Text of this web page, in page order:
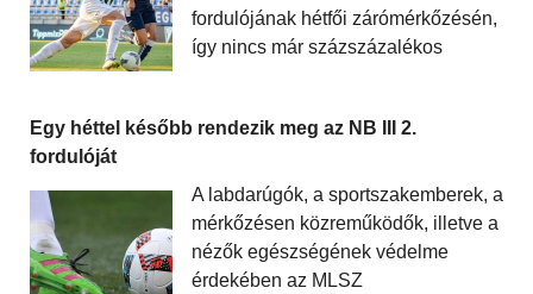
fordulójának hétfői zárómérkőzésén,
így nincs már százszázalékos
Egy héttel később rendezik meg az NB III 2.
fordulóját
A labdarúgók, a sportszakemberek, a
mérkőzésen közreműködők, illetve a
nézők egészségének védelme
érdekében az MLSZ